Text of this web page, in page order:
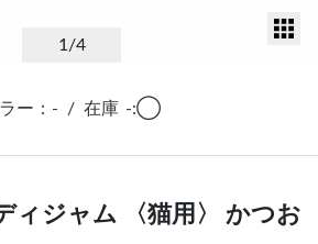
1 /4
ー：- / 在庫 -:◯
ィジャム 〈猫用〉 かつお